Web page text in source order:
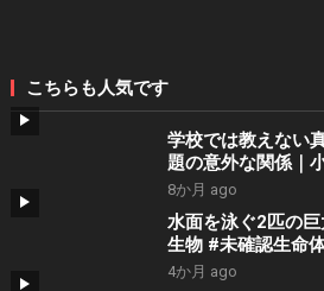
こちらも人気です
学校では教えない
題の意外な関係｜
8か月 ago
水面を泳ぐ2匹の
生物 #未確認生命
4か月 ago